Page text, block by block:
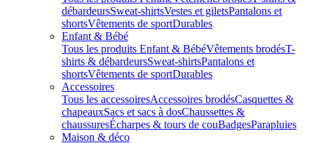
débardeursSweat-shirtsVestes et giletsPantalons et
shortsVêtements de sportDurables
Enfant & Bébé
Tous les produits Enfant & BébéVêtements brodésT-
shirts & débardeursSweat-shirtsPantalons et
shortsVêtements de sportDurables
Accessoires
Tous les accessoiresAccessoires brodésCasquettes &
chapeauxSacs et sacs à dosChaussettes &
chaussuresÉcharpes & tours de couBadgesParapluies
Maison & déco